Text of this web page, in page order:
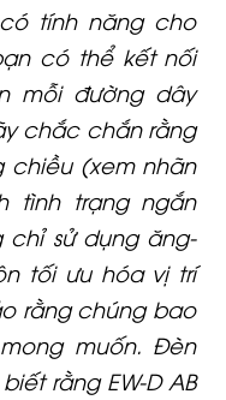
có tính năng cho
có thể kết nối
mỗi đường dây
chắc chắn rằng
chiều (xem nhãn
tình trạng ngắn
sử dụng ăng-
tối ưu hóa vị trí
rằng chúng bao
muốn. Đèn
rằng EW-D AB